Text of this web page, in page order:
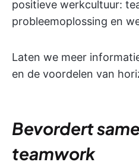
positieve werkcultuur:
probleemoplossing en
Laten we meer
en de voordelen van
Bevordert
teamwork